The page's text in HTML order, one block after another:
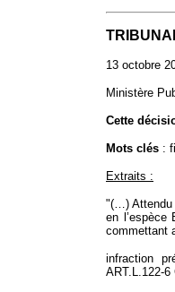
13 octobre
Ministère
Cette
Mots clés :
Extraits :
"(…) Attendu
en l’espèce
commettant
infraction
ART.L.122-6